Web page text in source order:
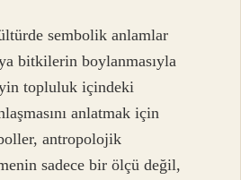
sembolik anlamlar
bitkilerin boylanmasıyla
topluluk içindeki
anlatmak için
antropolojik
sadece bir ölçü değil,